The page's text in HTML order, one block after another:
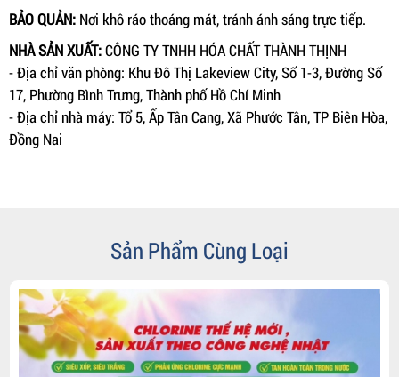
BẢO QUẢN: Nơi khô ráo thoáng mát, tránh ánh sáng trực tiếp.
NHÀ SẢN XUẤT:CÔNG TY TNHH HÓA CHẤT THÀNH THỊNH
- Địa chỉ văn phòng: Khu Đô Thị Lakeview City, Số 1-3, Đường Số
17, Phường Bình Trưng, Thành phố Hồ Chí Minh
- Địa chỉ nhà máy: Tổ 5, Ấp Tân Cang, Xã Phước Tân, TP Biên Hòa,
Đồng Nai
Sản Phẩm Cùng Loại